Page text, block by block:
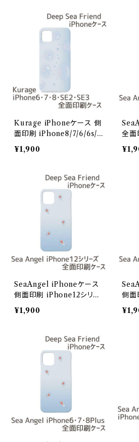
Kurage iPhoneケース 側
面印刷 iPhone8/7/6/6s/S
E2/SE3【Deep Sea Frien
ds】
¥1,900
全面
ズ【
SeaAngel iPhoneケース
側面印刷 iPhone12シリー
ズ【Deep Sea Friends】/i
Phone12
¥1,900
側面
ズ【